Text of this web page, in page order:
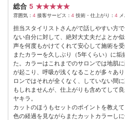
総合 5 ★★★★★
雰囲気： 4 接客サービス： 4 技術・仕上がり： 4
担当スタイリストさんがで話しやすい方
ない自分に対して、絶対大丈夫だよとか
声を何度もかけてくれて安心して施術を受
またカラーを久しぶり（5年くらい）に垢
た。カラーはこれまでのサロンでは地肌
が起こり、呼吸が浅くなることが多々あ
ロンではそれが全くなく、していない間
もしれませんが、仕上がりも含めてして
ヤキラ。
カットのほうもセットのポイントを教え
色の経過を見ながらまたカットカラーし